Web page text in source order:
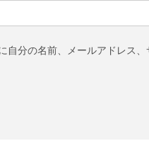
分の名前、メールアドレス、